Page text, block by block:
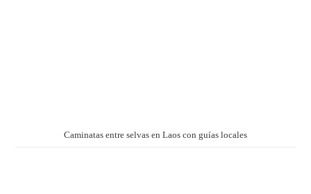
Caminatas entre selvas en Laos con guías locales